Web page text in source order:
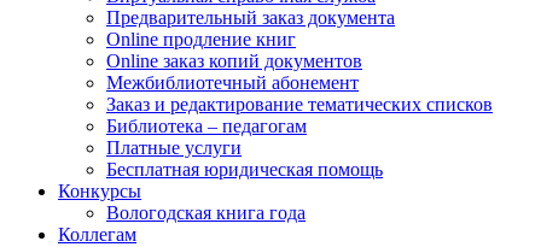
Предварительный заказ документа
Online продление книг
Online заказ копий документов
Межбиблиотечный абонемент
Заказ и редактирование тематических списков
Библиотека – педагогам
Платные услуги
Бесплатная юридическая помощь
Конкурсы
Вологодская книга года
Коллегам